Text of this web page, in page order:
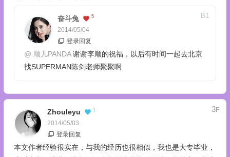
奋斗兔 5
2014/05/04
B1
登录回复
@ 顺儿PANDA谢谢李顺的祝福，以后有时间一起去北京
找SUPERMAN陈剑老师聚聚啊
Zhouleyu 1
2014/05/03
3F
登录回复
本文作者经验很实在，与我的经历也很相似，我也是大专毕业，